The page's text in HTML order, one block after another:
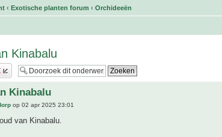
‹ Exotische planten forum ‹ Orchideeën
Kinabalu
Kinabalu
op 02 apr 2025 23:01
van Kinabalu.